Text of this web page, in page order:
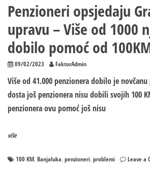
Penzioneri opsjedaju
upravu – Više od 1000
dobilo pomoć od
09/02/2023 FaktorAdmin
Više od 41.000 penzionera dobilo je
dosta još penzionera nisu dobili svojih 100
penzionera ovu pomoć još nisu
više
100 KM, Banjaluka, penzioneri, problemi Leave a